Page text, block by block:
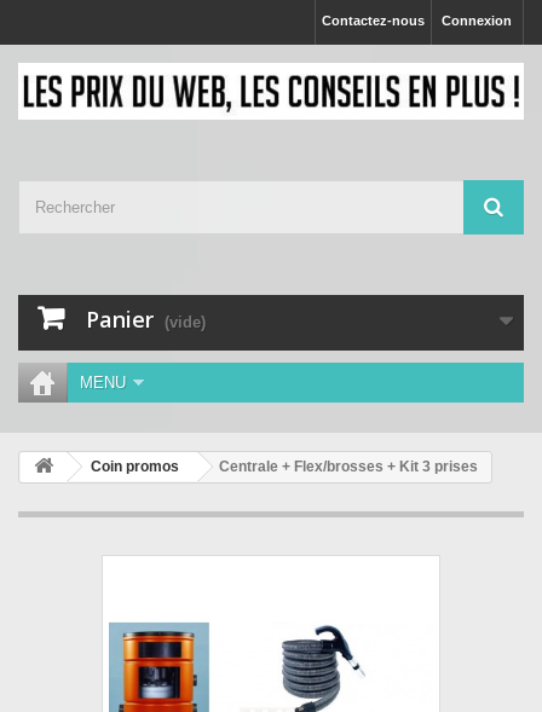
Connexion
Contactez-nous
Panier (vide)
MENU
Coin promos Centrale + Flex/brosses + Kit 3 prises